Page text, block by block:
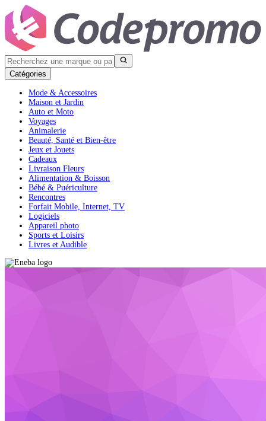
Catégories
Mode & Accessoires
Maison et Jardin
Auto et Moto
Voyages
Animalerie
Beauté, Santé et Bien-être
Jeux et Jouets
Cadeaux
Livraison Fleurs
Alimentation & Boisson
Bébé & Puériculture
Rencontres
Forfait Mobile, Internet, TV
Logiciels
Appareil photo
Sports et Loisirs
Livres et Audible